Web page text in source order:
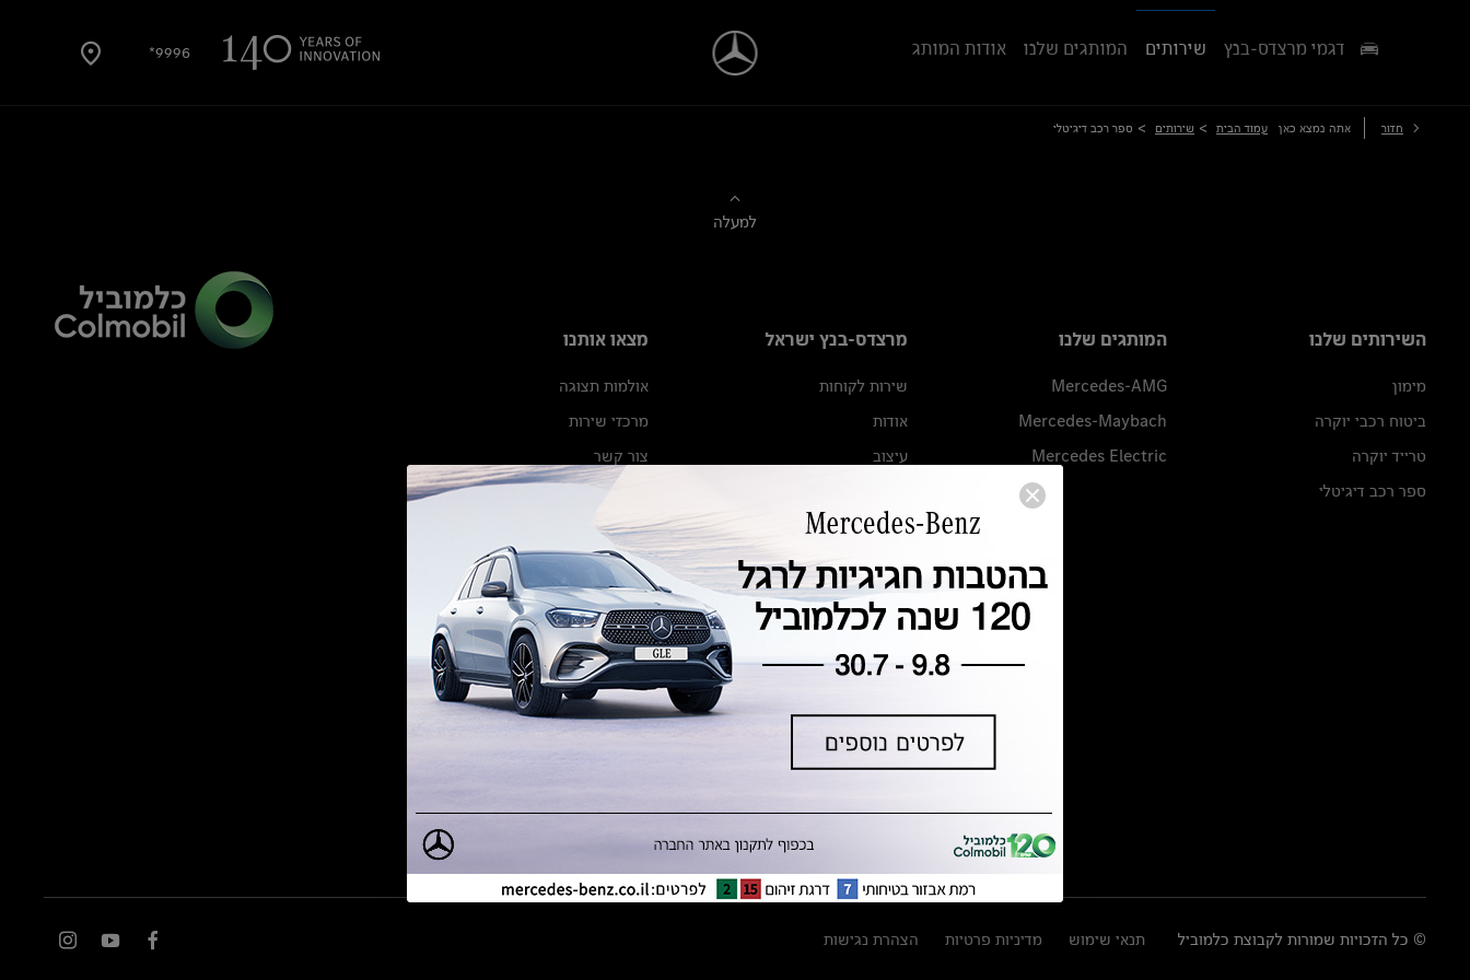
9996* דגמי מרצדס-בנץ שירותים המותגים שלנו אודות המותג
חזור אתה נמצא כאן עמוד הבית > שירותים > ספר רכב דיגיטלי
למעלה
השירותים שלנו
מימון
ביטוח רכבי יוקרה
טרייד יוקרה
ספר רכב דיגיטלי
המותגים שלנו
Mercedes-AMG
Mercedes-Maybach
Mercedes Electric
מרצדס-בנץ ישראל
שירות לקוחות
אודות
עיצוב
מגזין מרצדס-בנץ
ספרי רכב מרצדס-בנץ
נתוני זיהום אוויר וצריכת דלק וחשמל
נתוני תווית צמיגים
מחירון חלפים
הודעה על הטבות לרכבי מרצדס בהסדר
מצאו אותנו
אולמות תצוגה
מרכזי שירות
צור קשר
© כל הזכויות שמורות לקבוצת כלמוביל תנאי שימוש מדיניות פרטיות הצהרת נגישות